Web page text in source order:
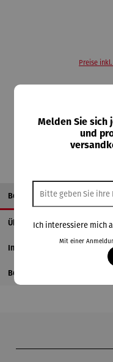
Preise
In
Beschreibung
Über den Künstler
Informationen zum Hersteller
Bewertungen
Melden Sie sich
und
Ich interessiere mich
Mit einer